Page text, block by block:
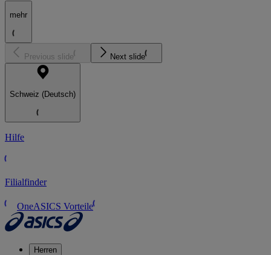
mehr
Previous slide Next slide
Schweiz (Deutsch)
Hilfe
Filialfinder
OneASICS Vorteile
Herren